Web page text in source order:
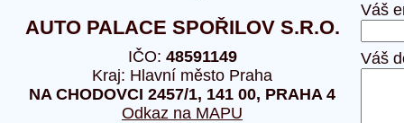
AUTO PALACE SPOŘILOV S.R.O.
IČO: 48591149
Kraj: Hlavní město Praha
NA CHODOVCI 2457/1, 141 00, PRAHA 4
Odkaz na MAPU
Váš
Váš